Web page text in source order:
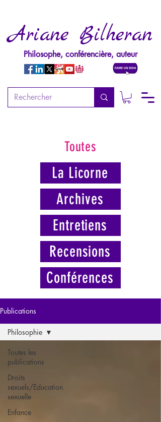
Ariane Bilheran
Philosophe, conférencière, auteur
Toutes
La Licorne
Archives
Entretiens
Recensions
Conférences
Publications
Toutes les
publications
Droits
sexuels/Education
sexuelle
Enfance
Philosophie